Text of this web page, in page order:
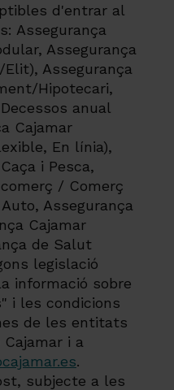
d'entrar al
Assegurança
Assegurança
Elit), Assegurança
Hipotecari,
anual
Cajamar
En línia),
i Pesca,
/ Comerç
Assegurança
Cajamar
de Salut
legislació
informació sobre
i les condicions
de les entitats
i a
.
subjecte a les